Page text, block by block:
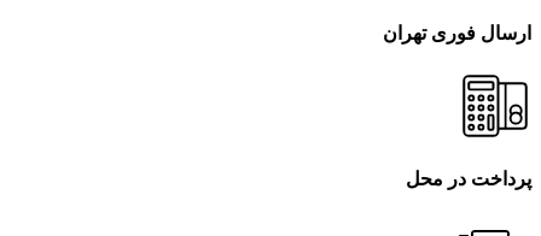
ارسال فوری تهران
پرداخت در محل